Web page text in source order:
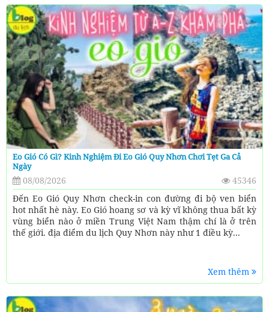
Eo Gió Có Gì? Kinh Nghiệm Đi Eo Gió Quy Nhơn Chơi Tẹt Ga Cả
Ngày
08/08/2026
45346
Đến Eo Gió Quy Nhơn check-in con đường đi bộ ven biển
hot nhất hè này. Eo Gió hoang sơ và kỳ vĩ không thua bất kỳ
vùng biển nào ở miền Trung Việt Nam thậm chí là ở trên
thế giới. địa điểm du lịch Quy Nhơn này như 1 điều kỳ...
Xem thêm